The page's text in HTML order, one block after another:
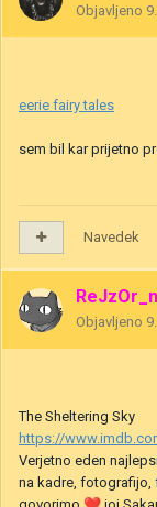
Objavljeno
eerie fairy tales
sem bil kar prijetno
Navedek
Objavljeno
The Sheltering Sky
https://
Verjetno eden
na kadre,